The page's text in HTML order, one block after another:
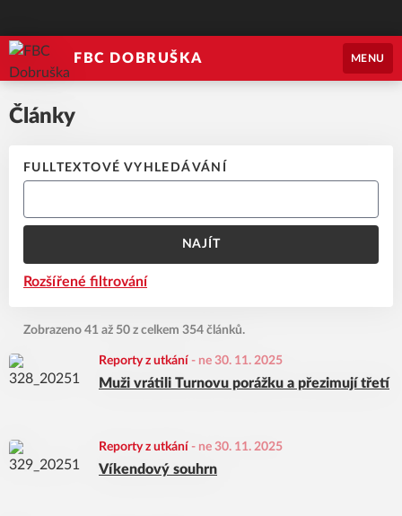
FBC DOBRUŠKA MENU
Články
FULLTEXTOVÉ VYHLEDÁVÁNÍ
NAJÍT
Rozšířené filtrování
Zobrazeno 41 až 50 z celkem 354 článků.
Reporty z utkání - ne 30. 11. 2025
Muži vrátili Turnovu porážku a přezimují třetí
Reporty z utkání - ne 30. 11. 2025
Víkendový souhrn